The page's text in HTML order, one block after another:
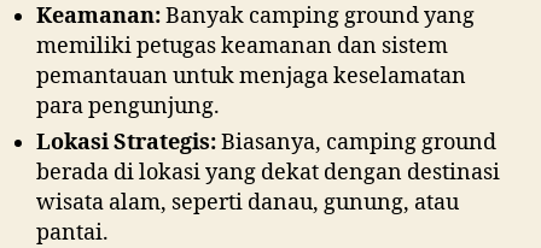
Keamanan:Banyak camping ground yang
memiliki petugas keamanan dan sistem
pemantauan untuk menjaga keselamatan
para pengunjung.
Lokasi Strategis:Biasanya, camping ground
berada di lokasi yang dekat dengan destinasi
wisata alam, seperti danau, gunung, atau
pantai.